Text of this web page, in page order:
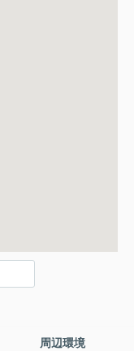
周辺環境